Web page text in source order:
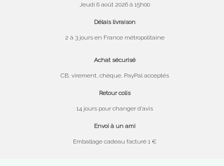
Jeudi 6 août 2026 à 15h00
Délais livraison
2 à 3 jours en France métropolitaine
Achat sécurisé
CB, virement, chèque, PayPal acceptés
Retour colis
14 jours pour changer d’avis
Envoi à un ami
Emballage cadeau facturé 1 €